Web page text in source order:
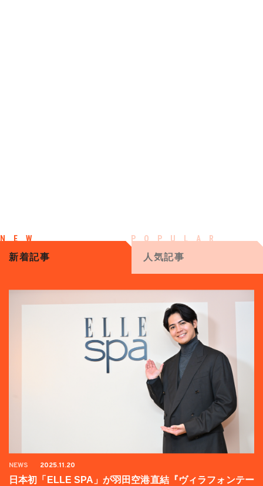
新着記事 人気記事
NEWS 2025.11.20
日本初「ELLE SPA」が羽田空港直結『ヴィラフォンテー